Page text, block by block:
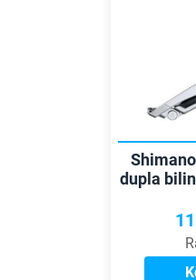
dupla